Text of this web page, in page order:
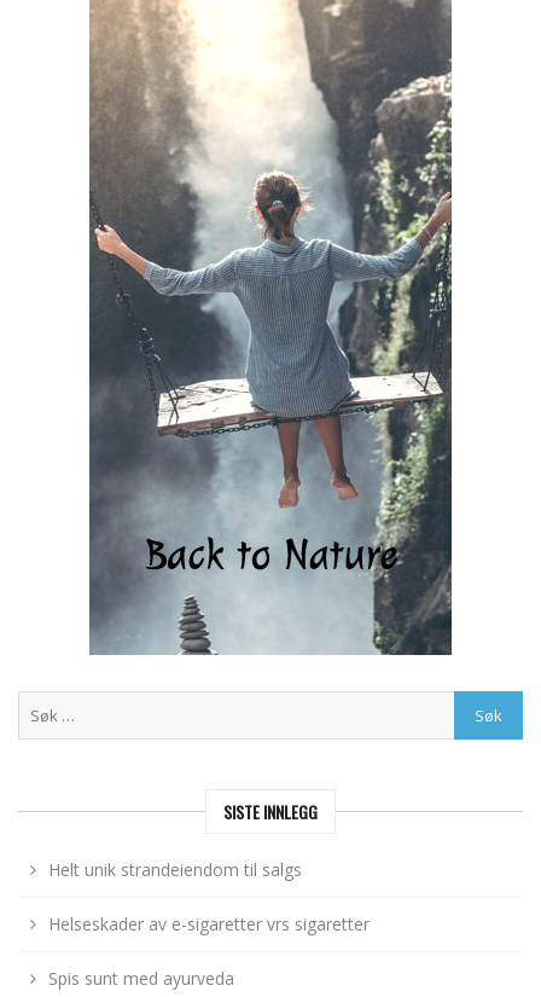
SISTE INNLEGG
Helt unik strandeiendom til salgs
Helseskader av e-sigaretter vrs sigaretter
Spis sunt med ayurveda